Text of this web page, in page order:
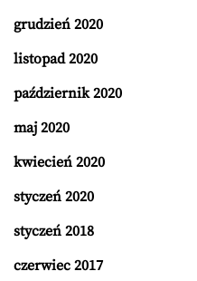
grudzień 2020
listopad 2020
październik 2020
maj 2020
kwiecień 2020
styczeń 2020
styczeń 2018
czerwiec 2017